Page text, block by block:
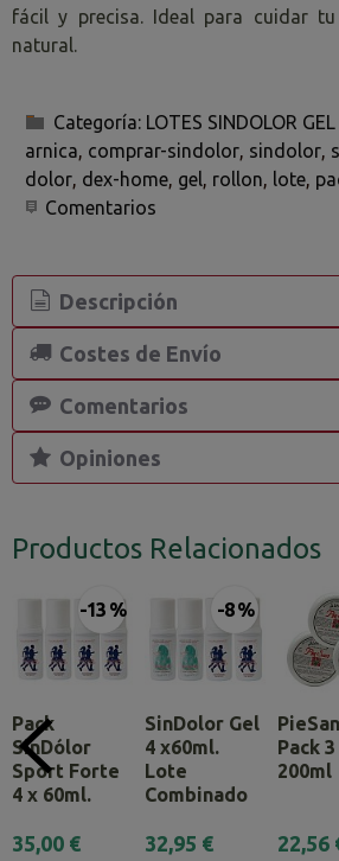
fácil y precisa. Ideal para cuidar
natural.
Categoría: LOTES SINDOLOR GEL
arnica comprar-sindolor sindolor
dolor dex-home gel rollon lote
Comentarios
Descripción
Costes de Envío
Comentarios
Opiniones
Productos Relacionados
-13 %
Pack
SinDólor
Sport Forte
4 x 60ml.
35,00 €
-8 %
SinDolor Gel
4 x60ml.
Lote
Combinado
32,95 €
Pack
200ml
22,56